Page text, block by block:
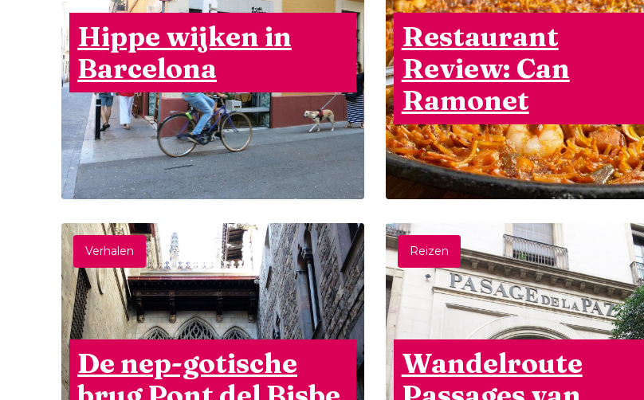
Hippe wijken in
Barcelona
Restaurant
Review: Can
Ramonet
Verhalen
De nep-gotische
Reizen
Wandelroute